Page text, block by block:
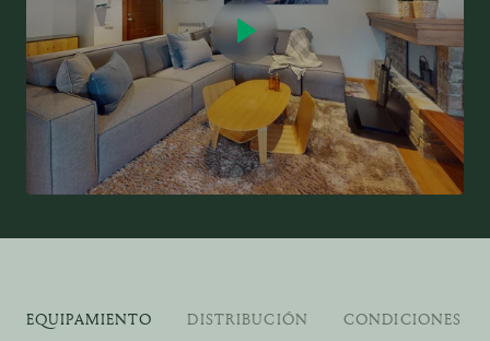
EQUIPAMIENTO DISTRIBUCIÓN CONDICIONES DE